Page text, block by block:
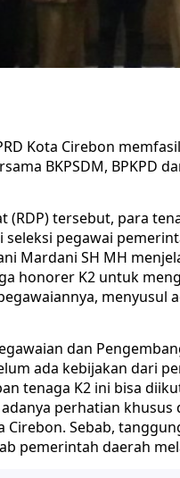
Kota Cirebon
BKPSDM, BPKPD
(RDP) tersebut, para
pegawai
Mardani SH MH
honorer K2 untuk
dan
ada kebijakan dari
tenaga K2 ini bisa
perhatian
Cirebon. Sebab,
pemerintah daerah